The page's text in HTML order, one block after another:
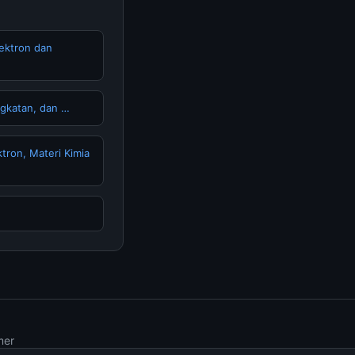
dan
dan …
Materi Kimia